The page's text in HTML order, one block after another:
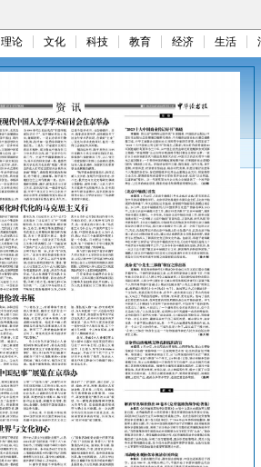
理论 文化 科技 教育 经济 生活